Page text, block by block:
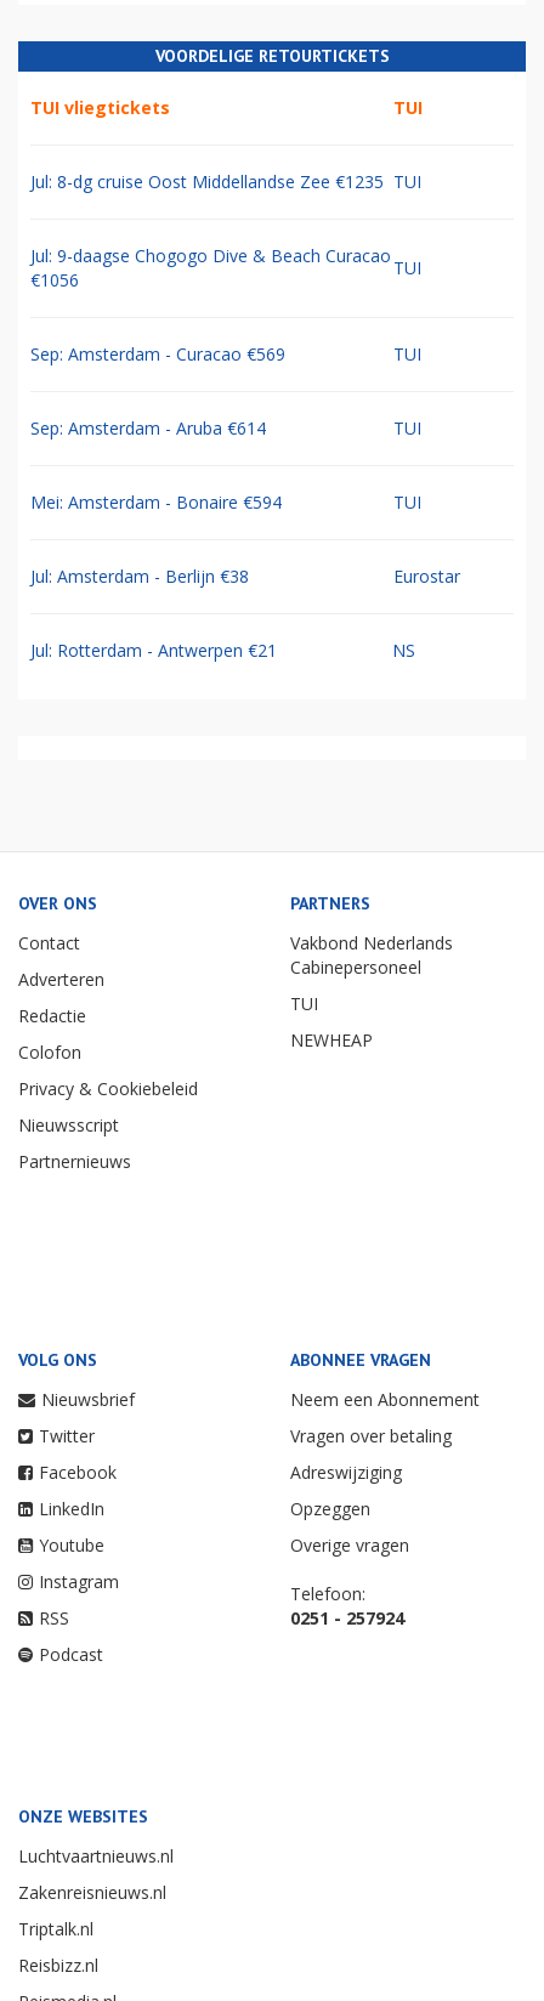
VOORDELIGE RETOURTICKETS
TUI vliegtickets TUI
Jul: 8-dg cruise Oost Middellandse Zee €1235 TUI
Jul: 9-daagse Chogogo Dive & Beach Curacao
€1056
TUI
Sep: Amsterdam - Curacao €569 TUI
Sep: Amsterdam - Aruba €614 TUI
Mei: Amsterdam - Bonaire €594 TUI
Jul: Amsterdam - Berlijn €38 Eurostar
Jul: Rotterdam - Antwerpen €21 NS
OVER ONS
Contact
Adverteren
Redactie
Colofon
Privacy & Cookiebeleid
Nieuwsscript
Partnernieuws
PARTNERS
Vakbond Nederlands
Cabinepersoneel
TUI
NEWHEAP
VOLG ONS
Nieuwsbrief
Twitter
Facebook
LinkedIn
Youtube
Instagram
RSS
Podcast
ABONNEE VRAGEN
Neem een Abonnement
Vragen over betaling
Adreswijziging
Opzeggen
Overige vragen
Telefoon:
0251 - 257924
ONZE WEBSITES
Luchtvaartnieuws.nl
Zakenreisnieuws.nl
Triptalk.nl
Reisbizz.nl